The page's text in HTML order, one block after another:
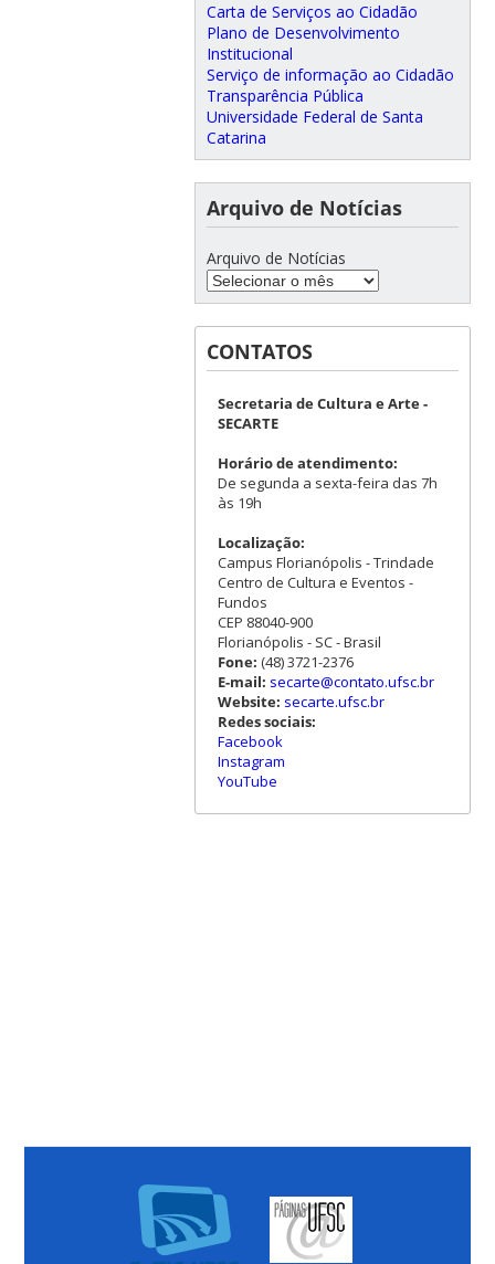
Carta de Serviços ao Cidadão
Plano de Desenvolvimento
Institucional
Serviço de informação ao Cidadão
Transparência Pública
Universidade Federal de Santa
Catarina
Arquivo de Notícias
Arquivo de Notícias
CONTATOS
Secretaria de Cultura e Arte -
SECARTE
Horário de atendimento:
De segunda a sexta-feira das 7h
às 19h
Localização:
Campus Florianópolis - Trindade
Centro de Cultura e Eventos -
Fundos
CEP 88040-900
Florianópolis - SC - Brasil
Fone: (48) 3721-2376
E-mail: secarte@contato.ufsc.br
Website: secarte.ufsc.br
Redes sociais:
Facebook
Instagram
YouTube